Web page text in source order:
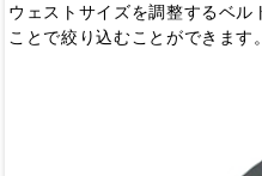
ウェストサイズを調整するベ
ことで絞り込むことができます。